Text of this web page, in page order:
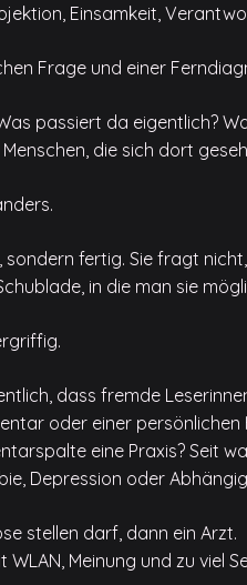
Einsamkeit,
Frage und einer
passiert da eigentlich?
die sich dort
fertig. Sie fragt
in die man sie
dass fremde
oder einer
eine Praxis? Seit
Depression oder
stellen darf, dann ein Arzt.
WLAN, Meinung und zu viel